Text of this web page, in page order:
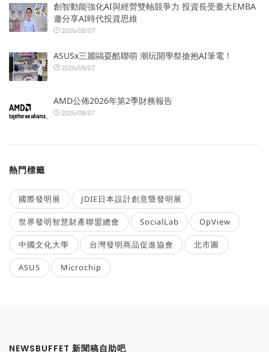
創智動能強化AI與經營雙軸競爭力 投資長受臺大EMBA
邀分享AI時代投資思維
2026/08/07
ASUSx三麗鷗耍酷聯萌 潮玩開學祭搶抱AI筆電！
2026/08/07
AMD公佈2026年第2季財務報告
2026/08/07
熱門標籤
國際發明展 JDIE日本設計創意暨發明展
世界發明智慧財產聯盟總會 SocialLab OpView
中國文化大學 台灣發明商品促進協會 北市圖
ASUS Microchip
NEWSBUFFET 新聞稿自助吧